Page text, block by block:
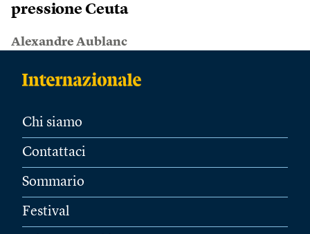
pressione Ceuta
Alexandre Aublanc
Chi siamo
Contattaci
Sommario
Festival